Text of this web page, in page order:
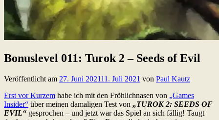
Bonuslevel 011: Turok 2 – Seeds of Evil
Veröffentlicht am 27. Juni 202111. Juli 2021 von Paul Kautz
Erst vor Kurzem habe ich mit den Fröhlichnasen von „Games
Insider“ über meinen damaligen Test von „TUROK 2: SEEDS OF
EVIL“ gesprochen – und jetzt war das Spiel an sich fällig! Taugt